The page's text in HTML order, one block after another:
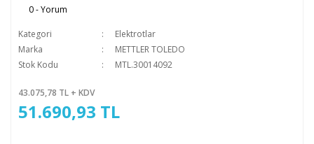
0 - Yorum
Kategori
Elektrotlar
Marka
METTLER TOLEDO
Stok Kodu
MTL.30014092
43.075,78 TL + KDV
51.690,93 TL